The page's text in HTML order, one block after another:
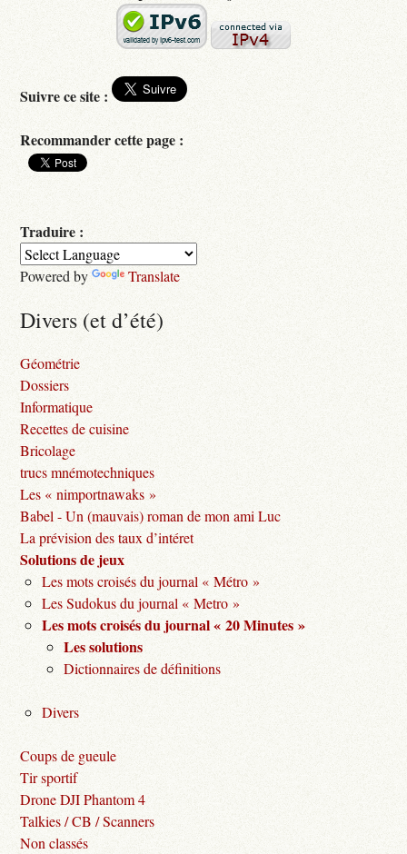
Suivre ce site :
Recommander cette page :
Traduire :
Powered by Translate
Divers (et d’été)
Géométrie
Dossiers
Informatique
Recettes de cuisine
Bricolage
trucs mnémotechniques
Les « nimportnawaks »
Babel - Un (mauvais) roman de mon ami Luc
La prévision des taux d’intéret
Solutions de jeux
Les mots croisés du journal « Métro »
Les Sudokus du journal « Metro »
Les mots croisés du journal « 20 Minutes »
Les solutions
Dictionnaires de définitions
Divers
Coups de gueule
Tir sportif
Drone DJI Phantom 4
Talkies / CB / Scanners
Non classés